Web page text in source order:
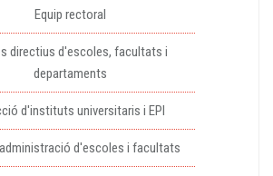
Equip rectoral
directius d'escoles, facultats i
departaments
d'instituts universitaris i EPI
d'escoles i facultats